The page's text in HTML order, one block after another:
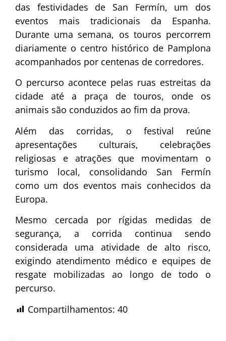
das festividades de San Fermín, um dos
eventos mais tradicionais da Espanha.
Durante uma semana, os touros percorrem
diariamente o centro histórico de Pamplona
acompanhados por centenas de corredores.
O percurso acontece pelas ruas estreitas da
cidade até a praça de touros, onde os
animais são conduzidos ao fim da prova.
Além das corridas, o festival reúne
apresentações culturais, celebrações
religiosas e atrações que movimentam o
turismo local, consolidando San Fermín
como um dos eventos mais conhecidos da
Europa.
Mesmo cercada por rígidas medidas de
segurança, a corrida continua sendo
considerada uma atividade de alto risco,
exigindo atendimento médico e equipes de
resgate mobilizadas ao longo de todo o
percurso.
Compartilhamentos: 40